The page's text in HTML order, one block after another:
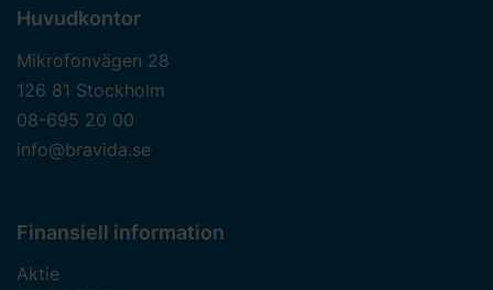
Huvudkontor
Mikrofonvägen 28
126 81 Stockholm
08-695 20 00
info@bravida.se
Finansiell information
Aktie